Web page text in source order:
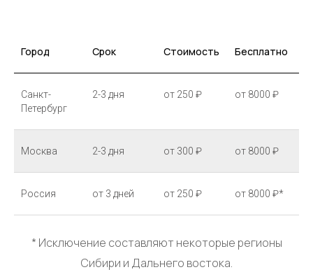
Город Срок Стоимость Бесплатно
Санкт-
Петербург
2-3 дня от 250 ₽ от 8000 ₽
Москва 2-3 дня от 300 ₽ от 8000 ₽
Россия от 3 дней от 250 ₽ от 8000 ₽*
* Исключение составляют некоторые регионы
Сибири и Дальнего востока.